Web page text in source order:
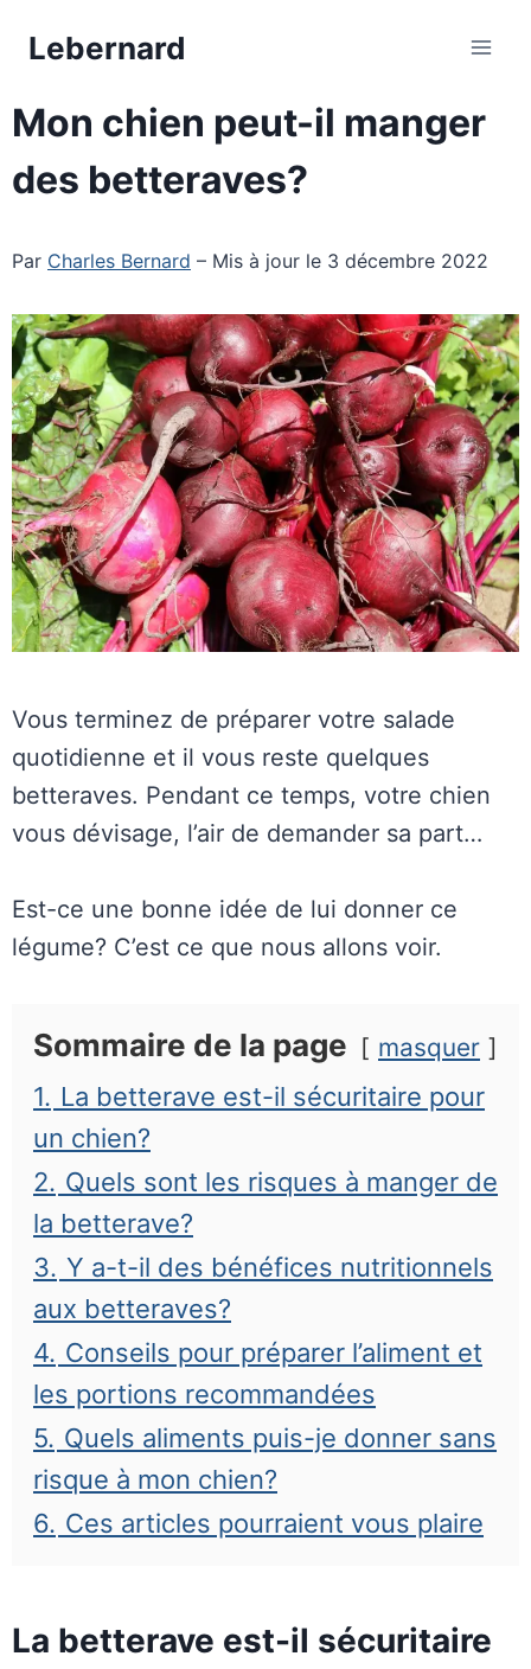
Lebernard
Mon chien peut-il manger
des betteraves?
Par Charles Bernard – Mis à jour le 3 décembre 2022
Vous terminez de préparer votre salade
quotidienne et il vous reste quelques
betteraves. Pendant ce temps, votre chien
vous dévisage, l’air de demander sa part…
Est-ce une bonne idée de lui donner ce
légume? C’est ce que nous allons voir.
Sommaire de la page masquer
1. La betterave est-il sécuritaire pour
un chien?
2. Quels sont les risques à manger de
la betterave?
3. Y a-t-il des bénéfices nutritionnels
aux betteraves?
4. Conseils pour préparer l’aliment et
les portions recommandées
5. Quels aliments puis-je donner sans
risque à mon chien?
6. Ces articles pourraient vous plaire
La betterave est-il sécuritaire